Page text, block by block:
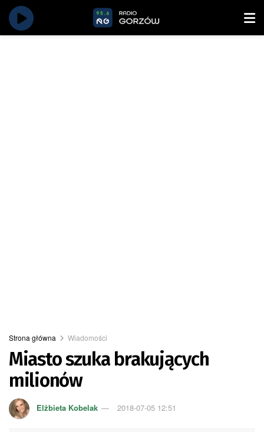
Strona główna Wiadomości
Miasto szuka brakujących
milionów
Elżbieta Kobelak 2018-07-05 12:51